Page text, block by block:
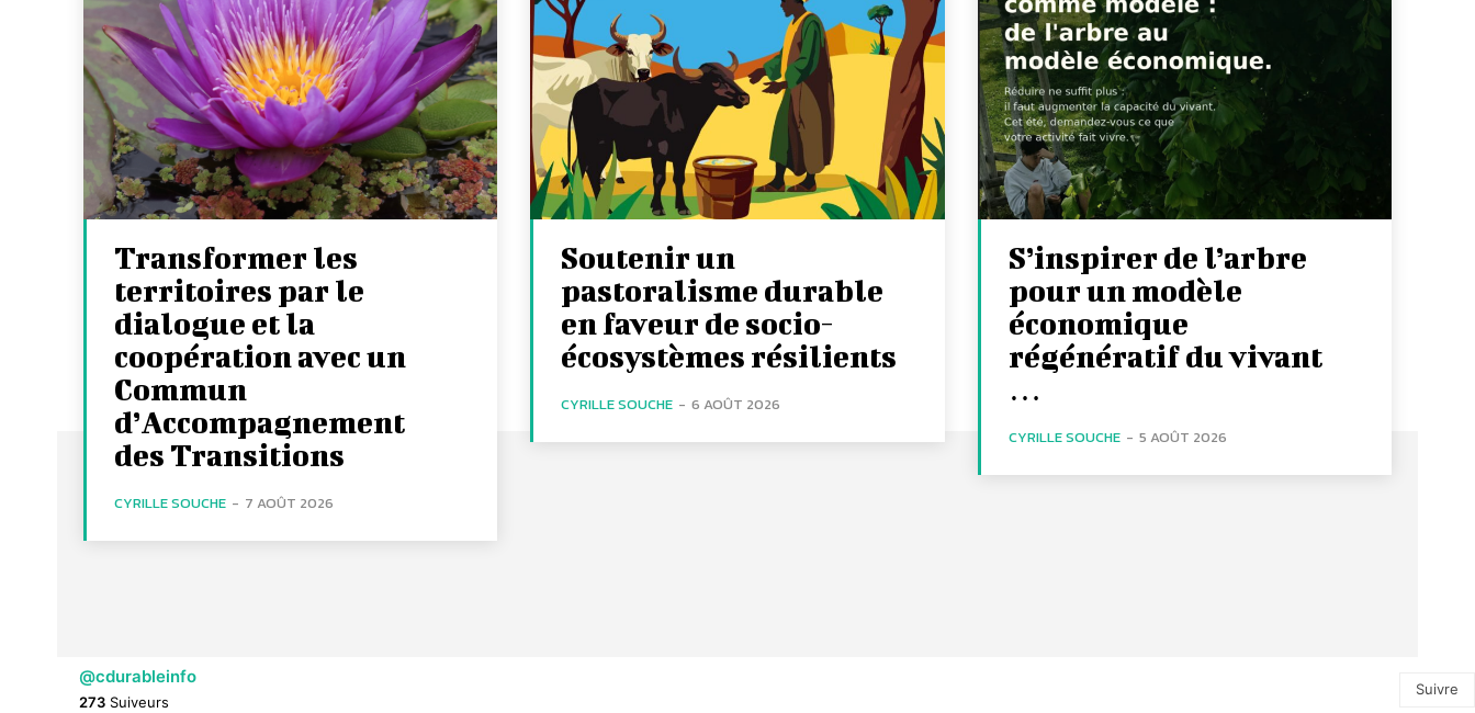
Transformer les
territoires par le
dialogue et la
coopération avec un
Commun
d’Accompagnement
des Transitions
CYRILLE SOUCHE - 7 AOÛT 2026
Soutenir un
pastoralisme durable
en faveur de socio-
écosystèmes résilients
CYRILLE SOUCHE - 6 AOÛT 2026
S’inspirer de l’arbre
pour un modèle
économique
régénératif du vivant
…
CYRILLE SOUCHE - 5 AOÛT 2026
@cdurableinfo
273 Suiveurs
Suivre